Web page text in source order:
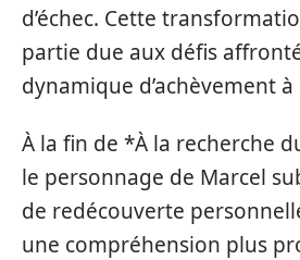
d’échec. Cette
partie due aux défis
dynamique d’achèvement à
À la fin de *À la recherche
le personnage de Marcel
de redécouverte
une compréhension plus